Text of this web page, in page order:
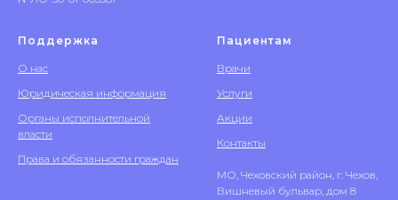
Поддержка
О нас
Юридическая информация
Органы исполнительной
власти
Права и обязанности граждан
Пациентам
Врачи
Услуги
Акции
Контакты
МО, Чеховский район, г. Чехов,
Вишневый бульвар, дом 8